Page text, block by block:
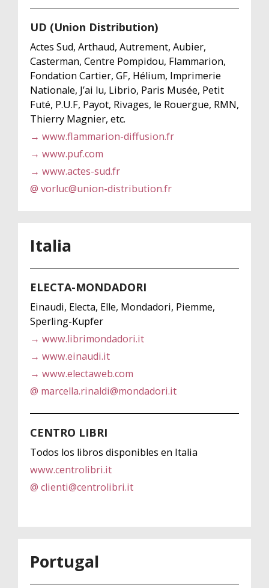
UD (Union Distribution)
Actes Sud, Arthaud, Autrement, Aubier,
Casterman, Centre Pompidou, Flammarion,
Fondation Cartier, GF, Hélium, Imprimerie
Nationale, J’ai lu, Librio, Paris Musée, Petit
Futé, P.U.F, Payot, Rivages, le Rouergue, RMN,
Thierry Magnier, etc.
→ www.flammarion-diffusion.fr
→ www.puf.com
→ www.actes-sud.fr
@ vorluc@union-distribution.fr
Italia
ELECTA-MONDADORI
Einaudi, Electa, Elle, Mondadori, Piemme,
Sperling-Kupfer
→ www.librimondadori.it
→ www.einaudi.it
→ www.electaweb.com
@ marcella.rinaldi@mondadori.it
CENTRO LIBRI
Todos los libros disponibles en Italia
www.centrolibri.it
@ clienti@centrolibri.it
Portugal